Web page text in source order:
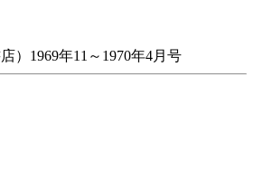
）1969年11～1970年4月号